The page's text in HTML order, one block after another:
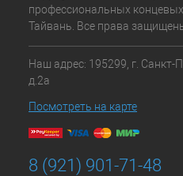
профессиональных
Тайвань. Все права
Наш адрес: 195299, г. Санкт-
д.2а
Посмотреть на карте
8 (921) 901-71-48